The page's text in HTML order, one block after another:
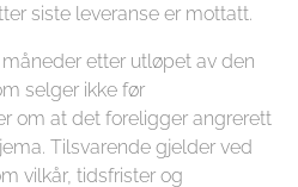
siste leveranse er mottatt.
etter utløpet av den
selger ikke før
om at det foreligger angrerett
Tilsvarende gjelder ved
vilkår, tidsfrister og